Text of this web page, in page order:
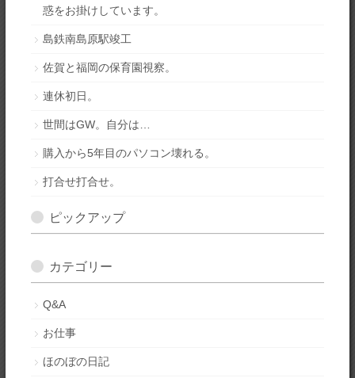
惑をお掛けしています。
島鉄南島原駅竣工
佐賀と福岡の保育園視察。
連休初日。
世間はGW。自分は…
購入から5年目のパソコン壊れる。
打合せ打合せ。
ピックアップ
カテゴリー
Q&A
お仕事
ほのぼの日記